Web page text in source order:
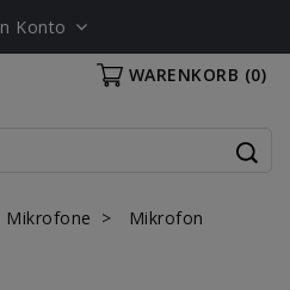
Konto
WARENKORB (0)
Mikrofone
Mikrofon